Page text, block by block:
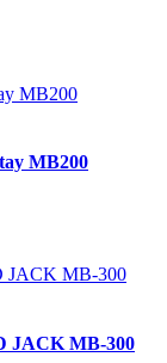
MB200
JACK MB-300